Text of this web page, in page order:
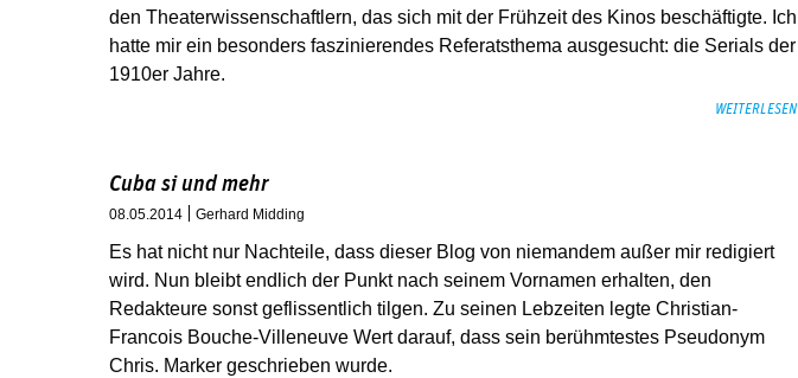
den Theaterwissenschaftlern, das sich mit der Frühzeit des Kinos beschäftigte. Ich
hatte mir ein besonders faszinierendes Referatsthema ausgesucht: die Serials der
1910er Jahre.
WEITERLESEN
Cuba si und mehr
08.05.2014 Gerhard Midding
Es hat nicht nur Nachteile, dass dieser Blog von niemandem außer mir redigiert
wird. Nun bleibt endlich der Punkt nach seinem Vornamen erhalten, den
Redakteure sonst geflissentlich tilgen. Zu seinen Lebzeiten legte Christian-
Francois Bouche-Villeneuve Wert darauf, dass sein berühmtestes Pseudonym
Chris. Marker geschrieben wurde.